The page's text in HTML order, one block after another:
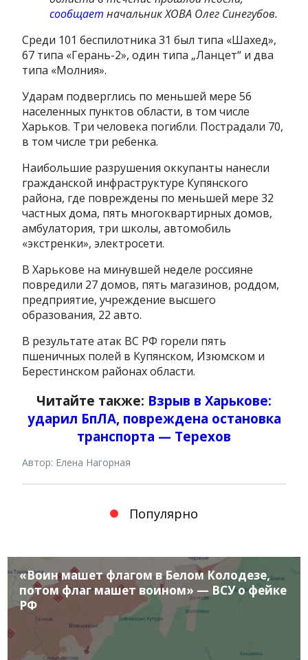
сообщает начальник ХОВА Олег Синегубов.
Среди 101 беспилотника 31 был типа «Шахед»,
67 типа «Герань-2», один типа „Ланцет“ и два
типа «Молния».
Ударам подверглись по меньшей мере 56
населенных пунктов области, в том числе
Харьков. Три человека погибли. Пострадали 70,
в том числе три ребенка.
Наибольшие разрушения оккупанты нанесли
гражданской инфраструктуре Купянского
района, где повреждены по меньшей мере 32
частных дома, пять многоквартирных домов,
амбулатория, три школы, автомобиль
«экстренки», электросети.
В Харькове на минувшей неделе россияне
повредили 27 домов, пять магазинов, роддом,
предприятие, учреждение высшего
образования, 22 авто.
В результате атак ВС РФ горели пять
пшеничных полей в Купянском, Изюмском и
Берестинском районах области.
Читайте также: Взрыв в Харькове:
ударил БпЛА, повреждена остановка
транспорта — Терехов
Автор: Елена Нагорная
Популярно
«Воин машет флагом в Белом Колодезе,
потом флаг машет воином» — ВСУ о фейке
РФ